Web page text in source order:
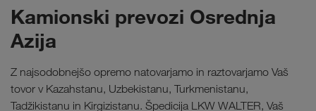
Kamionski prevozi Osrednja
Azija
Z najsodobnejšo opremo natovarjamo in raztovarjamo Vaš
tovor v Kazahstanu, Uzbekistanu, Turkmenistanu,
Tadžikistanu in Kirgizistanu. Špedicija LKW WALTER, Vaš